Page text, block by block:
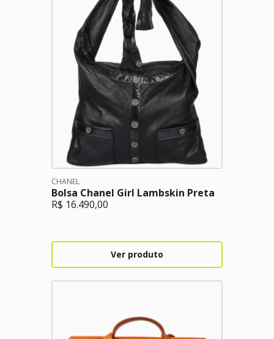
CHANEL
Bolsa Chanel Girl Lambskin Preta
R$ 16.490,00
Ver produto